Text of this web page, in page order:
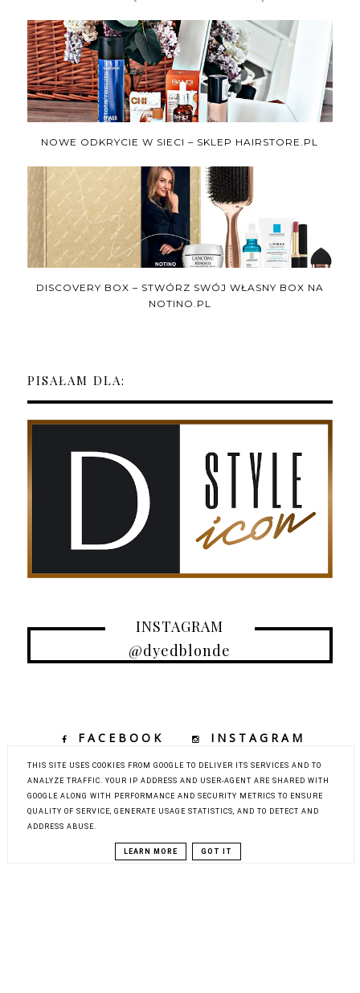
NOWE ODKRYCIE W SIECI – SKLEP HAIRSTORE.PL
DISCOVERY BOX – STWÓRZ SWÓJ WŁASNY BOX NA
NOTINO.PL
PISAŁAM DLA:
INSTAGRAM
@dyedblonde
FACEBOOK
INSTAGRAM
TIKTOK
YOUTUBE
COPYRIGHT ©
BLOG DESIGN: KAROGRAFIA.PL
THIS SITE USES COOKIES FROM GOOGLE TO DELIVER ITS SERVICES AND TO
ANALYZE TRAFFIC. YOUR IP ADDRESS AND USER-AGENT ARE SHARED WITH
GOOGLE ALONG WITH PERFORMANCE AND SECURITY METRICS TO ENSURE
QUALITY OF SERVICE, GENERATE USAGE STATISTICS, AND TO DETECT AND
ADDRESS ABUSE.
LEARN MORE GOT IT